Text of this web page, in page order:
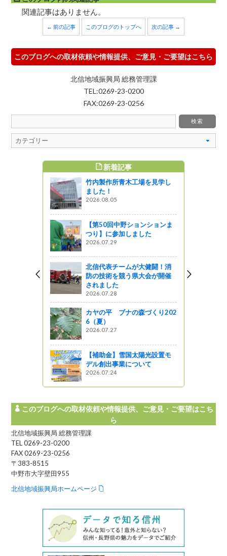
関連記事はありません。
← 前の記事 このブログのトップへ 次の記事 →
このブログへの取材依頼や情報提供、ご意見・ご要望はこちら
北信地域振興局 総務管理課
TEL:0269-23-0200
FAX:0269-23-0256
新着記事
竹内製作所青木工場を見学し
ました！
2026.08.05
【第50回中野ションションま
つり】に参加しました
2026.07.29
北信代表チームが大健闘！消
防の技術を競う県大会が開催
されました
2026.07.28
カヤの平 ブナの森づくり202
6（夏）
2026.07.27
【補助金】雪国太陽光設置モ
デル創出事業について
2026.07.24
このブログへの取材依頼や情報提供、ご意見・ご要望はこち
ら
北信地域振興局 総務管理課
TEL 0269-23-0200
FAX 0269-23-0256
〒383-8515
中野市大字壁田955
北信地域振興局ホームページ